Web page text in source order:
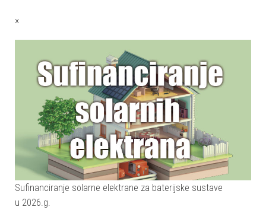
×
Sufinanciranje solarne elektrane za baterijske sustave
u 2026.g.